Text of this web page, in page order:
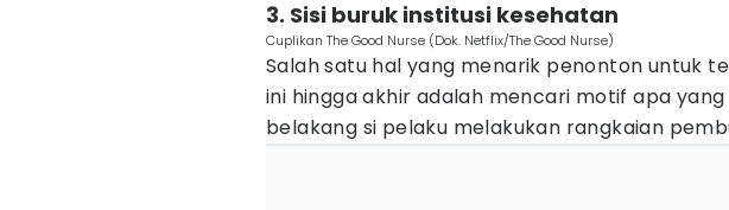
3. Sisi buruk institusi kesehatan
Cuplikan The Good Nurse (Dok. Netflix/The Good Nurse)
Salah satu hal yang menarik penonton untuk
ini hingga akhir adalah mencari motif apa
belakang si pelaku melakukan rangkaian